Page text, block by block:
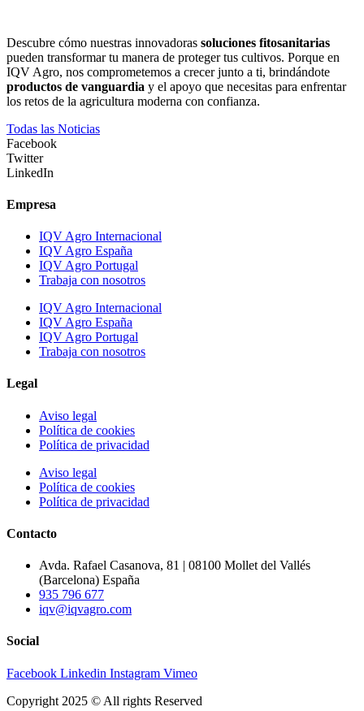
Descubre cómo nuestras innovadoras soluciones fitosanitarias
pueden transformar tu manera de proteger tus cultivos. Porque en
IQV Agro, nos comprometemos a crecer junto a ti, brindándote
productos de vanguardia y el apoyo que necesitas para enfrentar
los retos de la agricultura moderna con confianza.
Todas las Noticias
Facebook
Twitter
LinkedIn
Empresa
IQV Agro Internacional
IQV Agro España
IQV Agro Portugal
Trabaja con nosotros
IQV Agro Internacional
IQV Agro España
IQV Agro Portugal
Trabaja con nosotros
Legal
Aviso legal
Política de cookies
Política de privacidad
Aviso legal
Política de cookies
Política de privacidad
Contacto
Avda. Rafael Casanova, 81 | 08100 Mollet del Vallés
(Barcelona) España
935 796 677
iqv@iqvagro.com
Social
Facebook Linkedin Instagram Vimeo
Copyright 2025 © All rights Reserved